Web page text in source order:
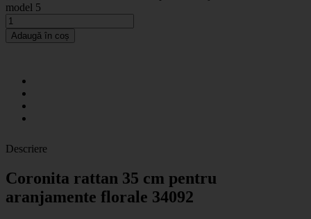
model 5
Adaugă în coș
Descriere
Coronita rattan 35 cm pentru
aranjamente florale 34092